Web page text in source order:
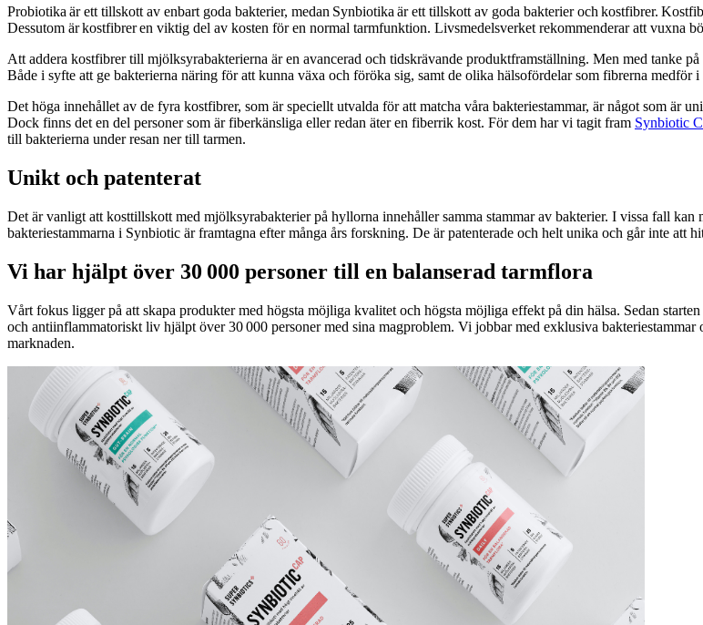
Probiotika är ett tillskott av enbart goda bakterier, medan Synbiotika är ett tillskott av goda bakterier och kostfibrer.
Dessutom är kostfibrer en viktig del av kosten för en normal tarmfunktion. Livsmedelsverket rekommenderar att vuxna
Att addera kostfibrer till mjölksyrabakterierna är en avancerad och tidskrävande produktframställning. Men med tanke
Både i syfte att ge bakterierna näring för att kunna växa och föröka sig, samt de olika hälsofördelar som fibrerna medför i
Det höga innehållet av de fyra kostfibrer, som är speciellt utvalda för att matcha våra bakteriestammar, är något som är
Dock finns det en del personer som är fiberkänsliga eller redan äter en fiberrik kost. För dem har vi tagit fram Synbiotic
till bakterierna under resan ner till tarmen.
Unikt och patenterat
Det är vanligt att kosttillskott med mjölksyrabakterier på hyllorna innehåller samma stammar av bakterier. I vissa fall
bakteriestammarna i Synbiotic är framtagna efter många års forskning. De är patenterade och helt unika och går inte att
Vi har hjälpt över 30 000 personer till en balanserad tarmflora
Vårt fokus ligger på att skapa produkter med högsta möjliga kvalitet och högsta möjliga effekt på din hälsa. Sedan
och antiinflammatoriskt liv hjälpt över 30 000 personer med sina magproblem. Vi jobbar med exklusiva bakteriestammar
marknaden.